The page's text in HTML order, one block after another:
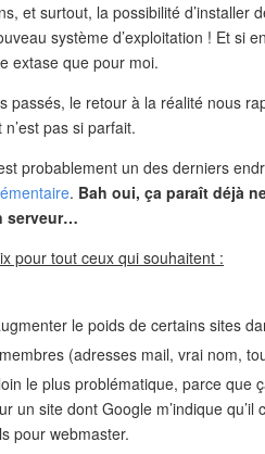
et surtout, la possibilité
système d’exploitation ! Et si
extase que pour moi.
passés, le retour à la réalité nous
pas si parfait.
probablement un des derniers
. Bah oui, ça paraît déjà
serveur…
pour tout ceux qui souhaitent :
le poids de certains sites
(adresses mail, vrai nom,
le plus problématique, parce que
un site dont Google m’indique qu’il
pour webmaster.